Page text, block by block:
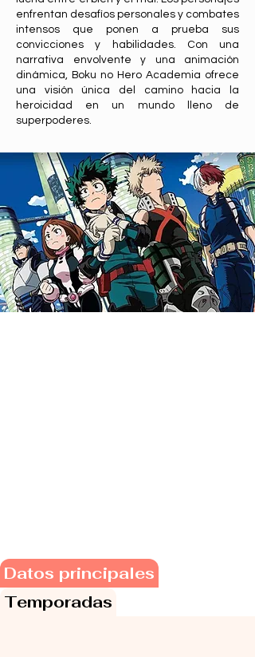
enfrentan desafíos personales y combates
intensos que ponen a prueba sus
convicciones y habilidades. Con una
narrativa envolvente y una animación
dinámica, Boku no Hero Academia ofrece
una visión única del camino hacia la
heroicidad en un mundo lleno de
superpoderes.
Datos principales
Temporadas